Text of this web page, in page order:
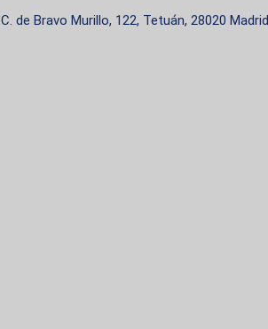
C. de Bravo Murillo, 122, Tetuán, 28020 Madrid